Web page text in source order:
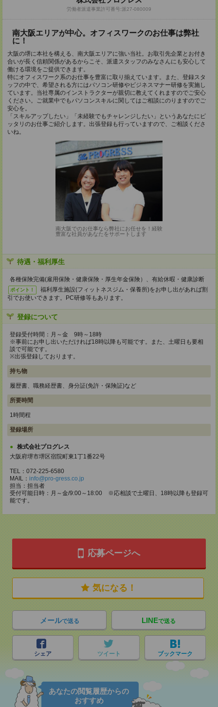
労働者派遣事業許可番号:派27-080009
南大阪エリアが中心。オフィスワークのお仕事は弊社
に！
大阪の堺に本社を構える、南大阪エリアに強い当社。お取引先企業とお付き
合いが長く信頼関係があるからこそ、派遣スタッフのみなさんにも安心して
働ける環境をご提供できます。
特にオフィスワーク系のお仕事を豊富に取り揃えています。また、登録スタ
ッフの中で、希望される方にはパソコン研修やビジネスマナー研修を実施し
ています。当社専属のインストラクターが親切に教えてくれますのでご安心
ください。ご就業中でもパソコンスキルに関してはご相談にのりますのでご
安心を。
「スキルアップしたい」「未経験でもチャレンジしたい」というあなたにピ
ッタリのお仕事ご紹介します。出張登録も行っていますので、ご相談くださ
いね。
南大阪でのお仕事なら弊社にお任せを！経験
豊富な社員があなたをサポートします
待遇・福利厚生
各種保険完備(雇用保険・健康保険・厚生年金保険）、有給休暇・健康診断
ポイント！
福利厚生施設(フィットネスジム・保養所)をお申し出があれば割
引でお使いできます。PC研修等もあります。
登録について
登録受付時間：月～金 9時～18時
※事前にお申し出いただければ18時以降も可能です。また、土曜日も要相
談で可能です。
※出張登録しております。
持ち物
履歴書、職務経歴書、身分証(免許・保険証)など
所要時間
1時間程
登録場所
株式会社プログレス
大阪府堺市堺区宿院町東1丁1番22号
TEL：072-225-6580
MAIL： info@pro-gress.co.jp
担当：担当者
受付可能日時：月～金/9:00～18:00 ※応相談で土曜日、18時以降も登録可
能です。
応募ページへ
気になる！
メールで送る LINEで送る
シェア ツイート ブックマーク
あなたの閲覧履歴からの
おすすめ